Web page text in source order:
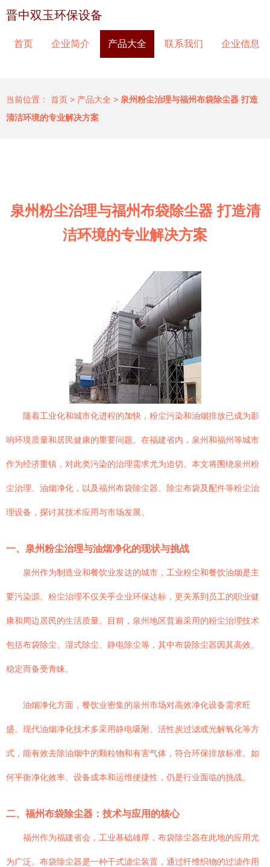
晋中双玉环保设备
首页 企业简介 产品大全 联系我们 企业信息
当前位置： 首页 > 产品大全 > 泉州粉尘治理与福州布袋除尘器 打造
清洁环境的专业解决方案
泉州粉尘治理与福州布袋除尘器 打造清
洁环境的专业解决方案
随着工业化和城市化进程的加快，粉尘污染和油烟排放已成为影
响环境质量和居民健康的重要问题。在福建省内，泉州和福州等城市
作为经济重镇，对此类污染的治理需求尤为迫切。本文将围绕泉州粉
尘治理、油烟净化，以及福州布袋除尘器、除尘布袋及配件等粉尘治
理设备，探讨其技术应用与市场发展。
一、泉州粉尘治理与油烟净化的现状与挑战
泉州作为制造业和餐饮业发达的城市，工业粉尘和餐饮油烟是主
要污染源。粉尘治理不仅关乎企业环保达标，更关系到员工的职业健
康和周边居民的生活质量。目前，泉州地区普遍采用的粉尘治理技术
包括布袋除尘、湿式除尘、静电除尘等，其中布袋除尘器因其高效、
稳定而备受青睐。
油烟净化方面，餐饮业密集的泉州市场对高效净化设备需求旺
盛。现代油烟净化技术多采用静电吸附、活性炭过滤或光解氧化等方
式，能有效去除油烟中的颗粒物和有害气体，符合环保排放标准。如
何平衡净化效率、设备成本和运维便捷性，仍是行业面临的挑战。
二、福州布袋除尘器：技术与应用的核心
福州作为福建省会，工业基础雄厚，布袋除尘器在此地的应用尤
为广泛。布袋除尘器是一种干式滤尘装置，通过纤维织物的过滤作用